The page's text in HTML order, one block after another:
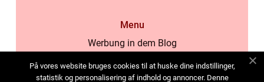
Menu
Werbung in dem Blog
Cookies
På vores website bruges cookies til at huske dine indstillinger,
statistik og personalisering af indhold og annoncer. Denne